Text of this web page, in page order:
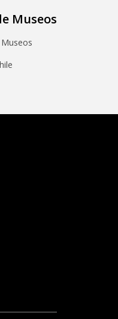
Museos